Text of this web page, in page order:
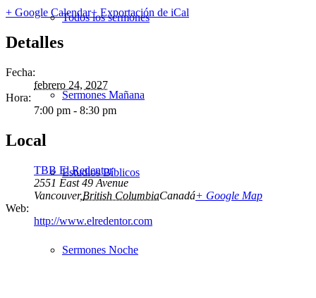
Todos los sermones
Sermones Mañana
Estudios Bíblicos
Sermones Noche
+ Google Calendar+ Exportación de iCal
Detalles
Fecha:
febrero 24, 2027
Hora:
7:00 pm - 8:30 pm
Local
TBB El Redentor
2551 East 49 Avenue
Vancouver,British ColumbiaCanadá+ Google Map
Web:
http://www.elredentor.com